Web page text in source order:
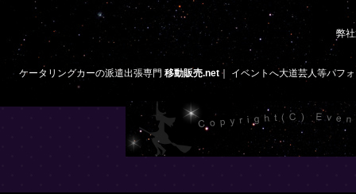
弊
ケータリングカーの派遣出張専門 移動販売.net ｜ イベントへ大道芸人等パフ